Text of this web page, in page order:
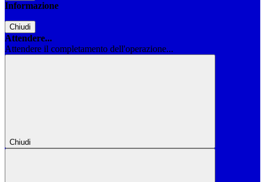
Informazione
Chiudi
Attendere...
Attendere il completamento dell'operazione...
Chiudi